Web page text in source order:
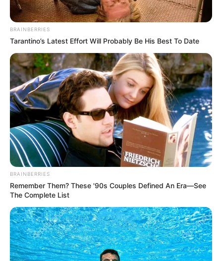
BRAINBERRIES
Tarantino’s Latest Effort Will Probably Be His Best To Date
BRAINBERRIES
Remember Them? These '90s Couples Defined An Era—See
The Complete List